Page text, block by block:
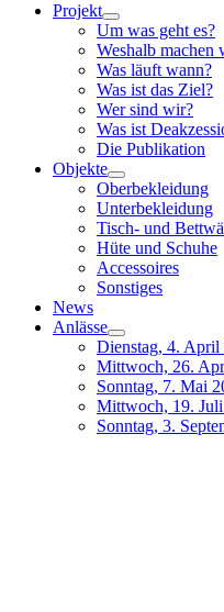
Projekt
Um was geht es?
Weshalb machen
Was läuft wann?
Was ist das Ziel?
Wer sind wir?
Was ist
Die Publikation
Objekte
Oberbekleidung
Unterbekleidung
Tisch- und
Hüte und Schuhe
Accessoires
Sonstiges
News
Anlässe
Dienstag, 4. April
Mittwoch, 26.
Sonntag, 7. Mai
Mittwoch, 19.
Sonntag, 3.